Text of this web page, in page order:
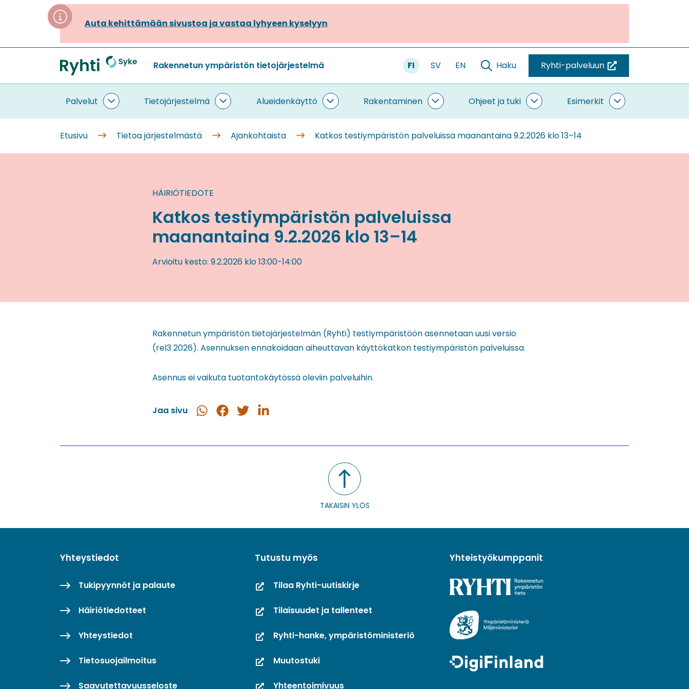
Siirry
sisältöönAuta kehittämään sivustoa ja vastaa lyhyeen kyselyyn
Etusivu
Rakennetun ympäristön tietojärjestelmä FI SV EN Haku Ryhti-palveluun
(siirryt
toiseen
palveluun)
Palvelut
Palvelut
alasivut
Tietojärjestelmä
Tietojärjestelmä
alasivut
Alueidenkäyttö
Alueidenkäyttö
alasivut
Rakentaminen
Rakentaminen
alasivut
Ohjeet ja tuki
Ohjeet
ja
alasivut
Esimerkit
Esimerkit
alasivut
Etusivu
Tietoa järjestelmästä Ajankohtaista Katkos testiympäristön palveluissa maanantaina 9.2.2026 klo 13–14
HÄIRIÖTIEDOTE
Katkos testiympäristön palveluissa
maanantaina 9.2.2026 klo 13–14
Arvioitu kesto: 9.2.2026 klo 13:00-14:00
Rakennetun ympäristön tietojärjestelmän (Ryhti) testiympäristöön asennetaan uusi versio
(rel3 2026). Asennuksen ennakoidaan aiheuttavan käyttökatkon testiympäristön palveluissa.
Asennus ei vaikuta tuotantokäytössä oleviin palveluihin.
Jaa sivu
Jaa
Jaa
Jaa
Jaa
TAKAISIN YLÖS
Yhteystiedot
Tukipyynnöt ja palaute
Häiriötiedotteet
Yhteystiedot
Tietosuojailmoitus
Saavutettavuusseloste
Tutustu myös
Tilaa Ryhti-uutiskirje
Tilaisuudet ja tallenteet
Ryhti-hanke, ympäristöministeriö
Muutostuki
Yhteentoimivuus
Yhteistyökumppanit